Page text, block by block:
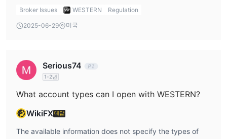
disadvantage is its limited product range, as it only
bonds, stocks, or ETFs. This may not be ideal for traders
platform’s lack of a demo account can be a barrier for
beginners who wish to familiarize themselves with the
platform before committing real capital. Furthermore, the
is not clearly outlined, which may cause confusion for
traders.
Broker Issues WESTERN Regulation
2025-06-29 미국
Serious74
1-2년
What account types can I open with WESTERN?
WikiFX대답
The available information does not specify the types of